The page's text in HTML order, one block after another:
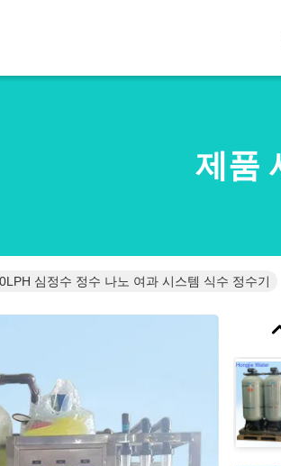
제품
심정수 정수 나노 여과 시스템 식수 정수기